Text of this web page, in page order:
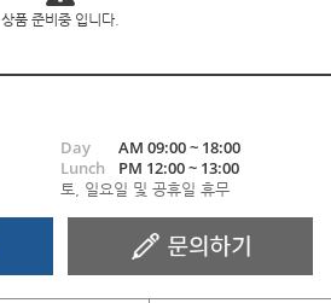
상품 준비중 입니다.
Day
AM 09:00 ~ 18:00
Lunch
PM 12:00 ~ 13:00
토, 일요일 및 공휴일 휴무